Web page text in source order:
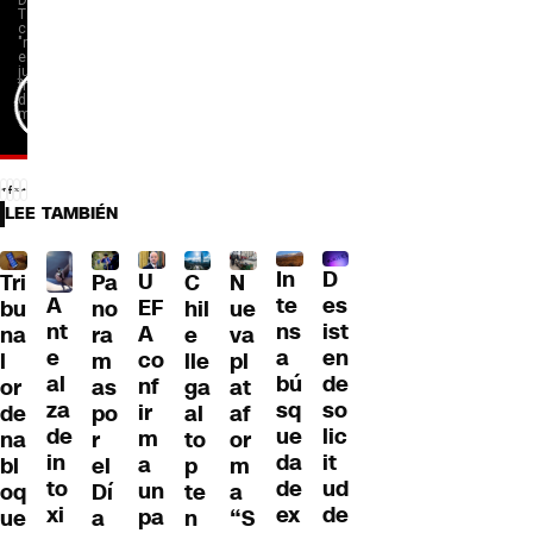
LEE TAMBIÉN
Tri
bu
na
l
or
de
na
bl
oq
ue
A
nt
e
al
za
de
in
to
xi
Pa
no
ra
m
as
po
r
el
Dí
a
U
EF
A
co
nf
ir
m
a
un
pa
C
hil
e
lle
ga
al
to
p
te
n
N
ue
va
pl
at
af
or
m
a
“S
In
te
ns
a
bú
sq
ue
da
de
ex
D
es
ist
en
de
so
lic
it
ud
de